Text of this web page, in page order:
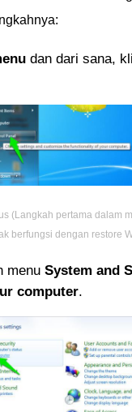
dan dari sana,
(Langkah pertama dalam
berfungsi dengan restore
menu System and
computer.